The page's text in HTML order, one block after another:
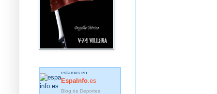
estamos en
EspaInfo .es
Blog de Deportes